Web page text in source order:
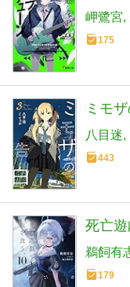
岬鷺宮
175
ミモ
八目迷
443
死亡
鵜飼有
179